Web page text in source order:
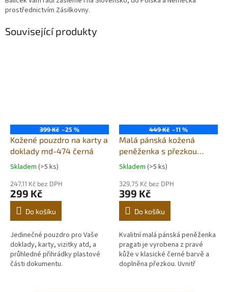
prostřednictvím Zásilkovny.
Související produkty
399 Kč –25 %
Kožené pouzdro na karty a
doklady md-474 černá
Skladem (>5 ks)
247,11 Kč bez DPH
299 Kč
Do košíku
Jedinečné pouzdro pro Vaše
doklady, karty, vizitky atd, a
průhledné přihrádky plastové
části dokumentu.
449 Kč –11 %
Malá pánská kožená
peněženka s přezkou
pragati black
Skladem (>5 ks)
329,75 Kč bez DPH
399 Kč
Do košíku
Kvalitní malá pánská peněženka
pragati je vyrobena z pravé
kůže v klasické černé barvě a
doplněna přezkou. Uvnitř